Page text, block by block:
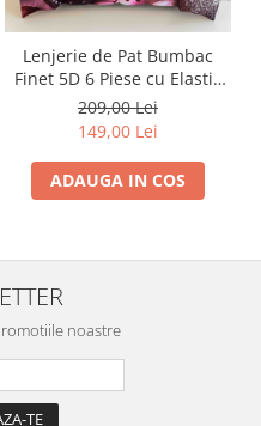
Lenjerie de Pat Bumbac
Finet 5D 6 Piese cu Elastic
180x200 – Velvet Heart
209,00 Lei
149,00 Lei
ADAUGA IN COS
noastre